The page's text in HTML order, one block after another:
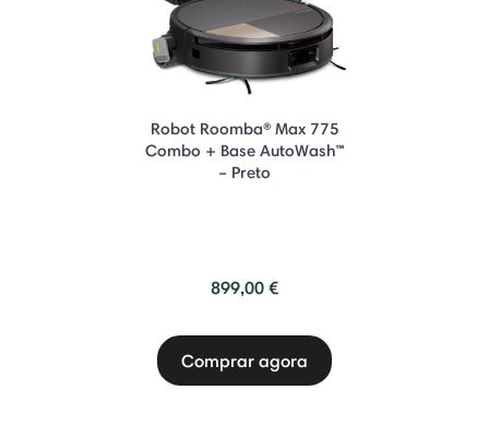
Robot Roomba® Max 775
Combo + Base AutoWash™
– Preto
899,00 €
Comprar agora